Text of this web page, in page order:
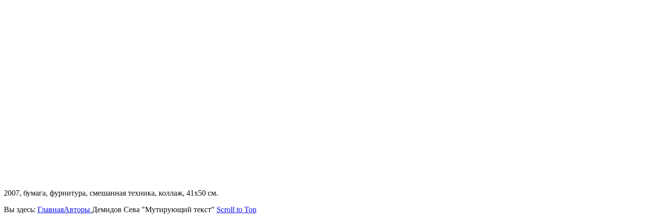
2007, бумага, фурнитура, смешанная техника, коллаж, 41х50 см.
Вы здесь: ГлавнаяАвторы Демидов Сева "Мутирующий текст" Scroll to Top